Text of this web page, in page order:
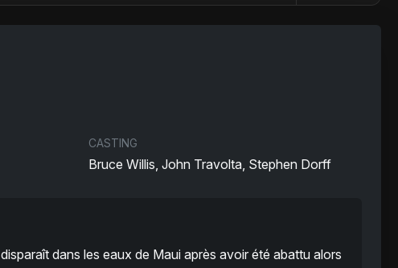
CASTING
Bruce Willis, John Travolta, Stephen Dorff
dans les eaux de Maui après avoir été abattu alors